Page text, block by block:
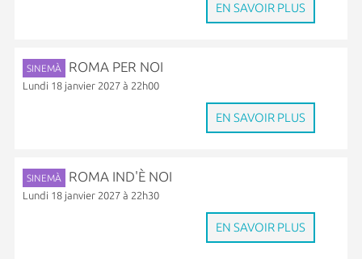
EN SAVOIR PLUS
SINEMÀ ROMA PER NOI
Lundi 18 janvier 2027 à 22h00
EN SAVOIR PLUS
SINEMÀ ROMA IND'È NOI
Lundi 18 janvier 2027 à 22h30
EN SAVOIR PLUS